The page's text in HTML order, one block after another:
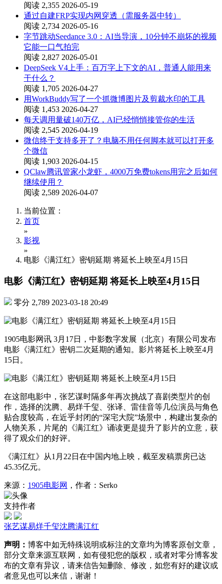
阅读 2,355 2026-05-19
通过自建FRP实现内网穿透（需服务器中转）
阅读 2,734 2026-05-16
字节跳动Seedance 3.0：AI当导演，10分钟不崩坏的视频
它能一口气拍完
阅读 2,827 2026-05-01
DeepSeek V4上手：百万字上下文的AI，普通人能用来
干什么？
阅读 1,705 2026-04-27
用WorkBuddy写了一个抓微博图片及剪裁水印的工具
阅读 1,453 2026-04-27
每天调用量破140万亿，AI已经悄悄接管你的生活
阅读 2,545 2026-04-19
微信终于支持多开了？电脑不用任何脚本就可以打开多
个微信
阅读 1,903 2026-04-15
QClaw腾讯管家小龙虾，4000万免费tokens用完之后如何
继续使用？
阅读 2,589 2026-04-07
当前位置：
首页
»
影视
»
电影《满江红》密钥延期 将延长上映至4月15日
电影《满江红》密钥延期 将延长上映至4月15日
零分 2,789 2023-03-18 20:49
1905电影网讯 3月17日，中影数字发展（北京）有限公司发布
电影《满江红》密钥二次延期的通知。影片将延长上映至4月
15日。
在这部电影中，张艺谋时隔多年再次挑战了喜剧类型片的创
作，选择的沈腾、易烊千玺、张译、雷佳音等几位演员与角色
贴合度较高，在近乎封闭的“深宅大院”场景中，构建出复杂的
人物关系，片尾的《满江红》诵读更是提升了影片的立意，获
得了观众们的好评。
《满江红》从1月22日在中国内地上映，截至发稿票房已达
45.35亿元。
来源： 1905电影网 ，作者：Serko
支持作者
张艺谋易烊千玺沈腾满江红
声明： 博客中如无特殊说明或标注的文章均为博客原创文章，
部分文章来源互联网，如有侵犯您的版权，或者对零分博客发
布的文章有异议，请来信告知删除、修改，如您有好的建议或
者意见也可以来信，谢谢！